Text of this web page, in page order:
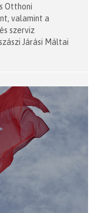
Otthoni
valamint a
szerviz
Járási Máltai